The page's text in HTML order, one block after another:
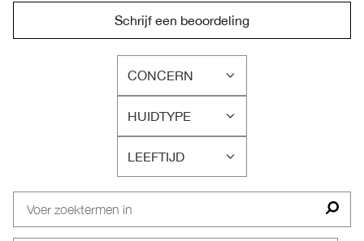
Schrijf een beoordeling
CONCERN
FILTER
BEOORDELINGEN
OP
CONCERN
HUIDTYPE
FILTER
BEOORDELINGEN
OP
HUIDTYPE
LEEFTIJD
FILTER
BEOORDELINGEN
LEEFTIJD